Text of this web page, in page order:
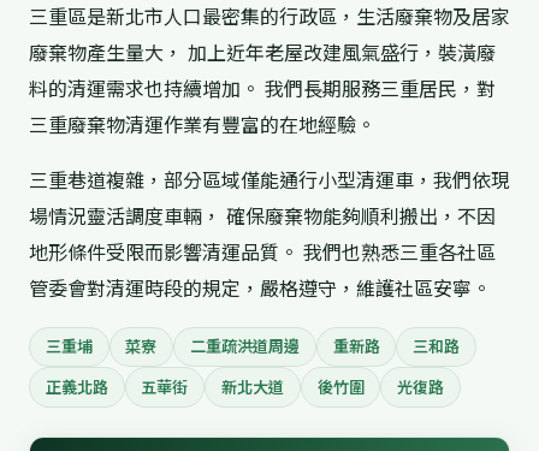
三重區是新北市人口最密集的行政區，生活廢棄物及居家
廢棄物產生量大， 加上近年老屋改建風氣盛行，裝潢廢
料的清運需求也持續增加。 我們長期服務三重居民，對
三重廢棄物清運作業有豐富的在地經驗。
三重巷道複雜，部分區域僅能通行小型清運車，我們依現
場情況靈活調度車輛， 確保廢棄物能夠順利搬出，不因
地形條件受限而影響清運品質。 我們也熟悉三重各社區
管委會對清運時段的規定，嚴格遵守，維護社區安寧。
三重埔 菜寮 二重疏洪道周邊 重新路
三和路
正義北路
五華街 新北大道 後竹圍 光復路